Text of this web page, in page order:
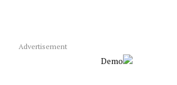
Advertisement